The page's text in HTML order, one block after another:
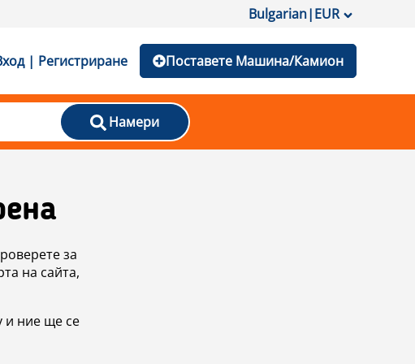
Bulgarian|EUR
| Регистриране Поставете Машина/Камион
Намери
за
на сайта,
и ние ще се